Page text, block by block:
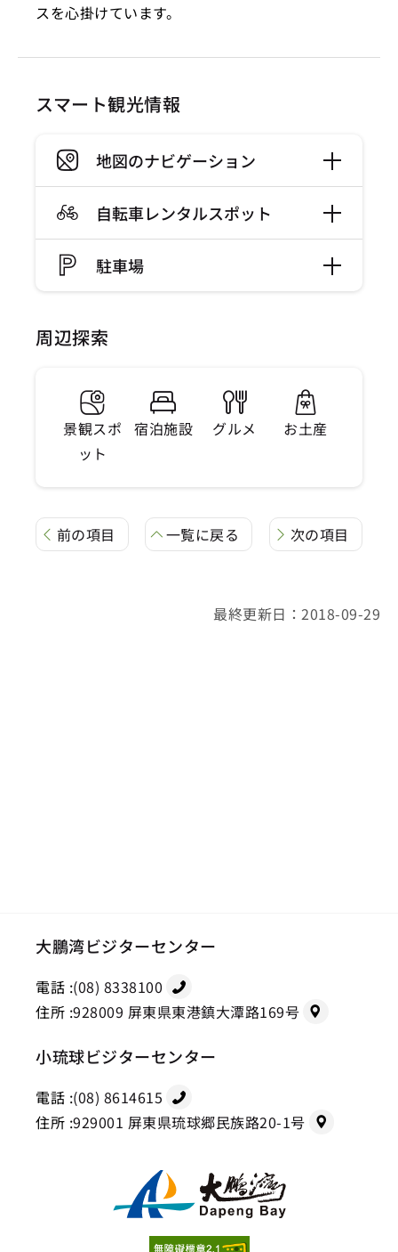
スを心掛けています。
スマート観光情報
地図のナビゲーション
自転車レンタルスポット
駐車場
周辺探索
景観スポ
ット
宿泊施設 グルメ お土産
前の項目 一覧に戻る 次の項目
最終更新日：2018-09-29
大鵬湾ビジターセンター
電話 :(08) 8338100
住所 :928009 屏東県東港鎮大潭路169号
小琉球ビジターセンター
電話 :(08) 8614615
住所 :929001 屏東県琉球郷民族路20-1号